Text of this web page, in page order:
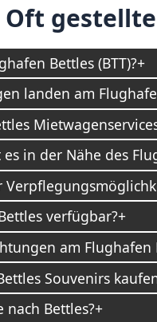
Oft
Bettles (BTT)?
landen am
in der Nähe des
verfügbar?
am Flughafen
Souvenirs
nach Bettles?